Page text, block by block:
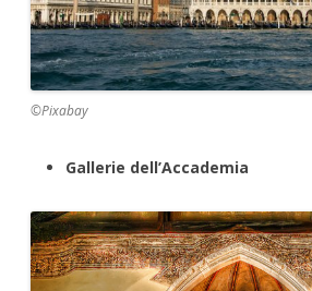
©Pixabay
Gallerie dell’Accademia